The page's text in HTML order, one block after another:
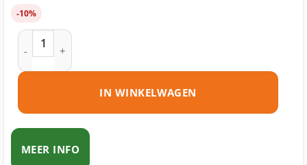
-10%
Epson 18 (T1801) inktcartridge zwart huismerk aantal
IN WINKELWAGEN
MEER INFO